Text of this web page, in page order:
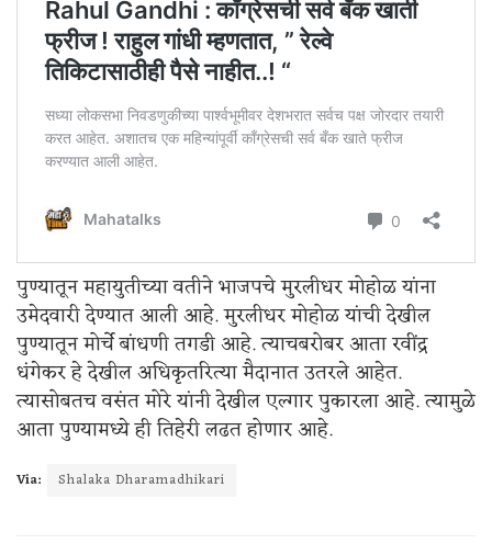
पुण्यातून महायुतीच्या वतीने भाजपचे मुरलीधर मोहोळ यांना
उमेदवारी देण्यात आली आहे. मुरलीधर मोहोळ यांची देखील
पुण्यातून मोर्चे बांधणी तगडी आहे. त्याचबरोबर आता रवींद्र
धंगेकर हे देखील अधिकृतरित्या मैदानात उतरले आहेत.
त्यासोबतच वसंत मोरे यांनी देखील एल्गार पुकारला आहे. त्यामुळे
आता पुण्यामध्ये ही तिहेरी लढत होणार आहे.
Via: Shalaka Dharamadhikari